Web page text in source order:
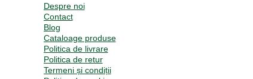
Despre noi
Contact
Blog
Cataloage produse
Politica de livrare
Politica de retur
Termeni și condiții